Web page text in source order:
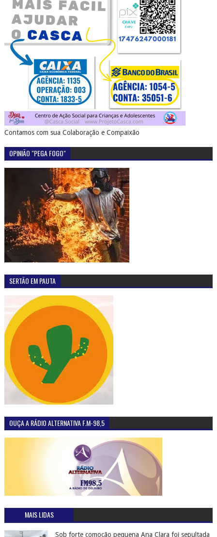
Contamos com sua Colaboração e Compaixão
OPINIÃO "PEGA FOGO"
SERTÃO EM PAUTA
OUÇA A RÁDIO ALTERNATIVA F.M-98,5
MAIS LIDAS
Sob forte comoção pequena Ana Clara foi sepultada